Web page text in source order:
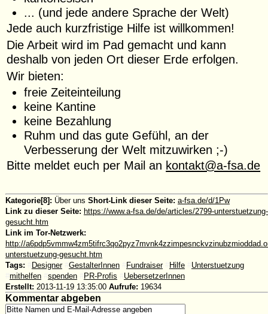
... (und jede andere Sprache der Welt)
Jede auch kurzfristige Hilfe ist willkommen!
Die Arbeit wird im Pad gemacht und kann
deshalb von jeden Ort dieser Erde erfolgen.
Wir bieten:
freie Zeiteinteilung
keine Kantine
keine Bezahlung
Ruhm und das gute Gefühl, an der
Verbesserung der Welt mitzuwirken ;-)
Bitte meldet euch per Mail an kontakt@a-fsa.de
Kategorie[8]: Über uns Short-Link dieser Seite: a-fsa.de/d/1Pw
Link zu dieser Seite: https://www.a-fsa.de/de/articles/2799-unterstuetzung-
gesucht.htm
Link im Tor-Netzwerk:
http://
unterstuetzung-gesucht.htm
Tags:
Designer GestalterInnen Fundraiser Hilfe
Unterstuetzung
mithelfen spenden PR-Profis
UebersetzerInnen
Erstellt: 2013-11-19 13:35:00 Aufrufe: 19634
Kommentar abgeben